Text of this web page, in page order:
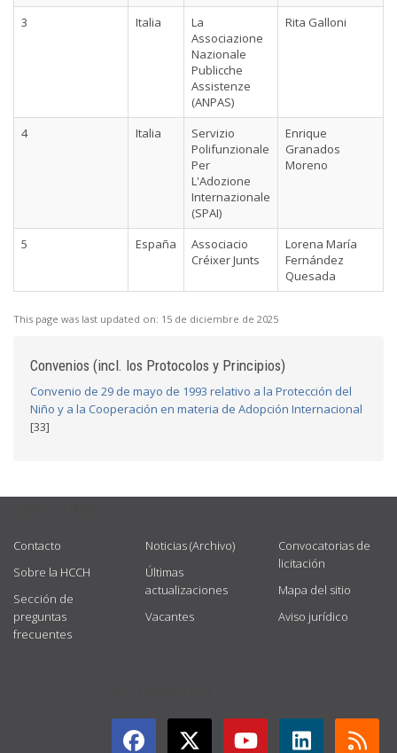
3
Italia
La
Associazione
Nazionale
Publicche
Assistenze
(ANPAS)
Rita Galloni
4 Italia
Servizio
Polifunzionale
Per
L'Adozione
Internazionale
(SPAI)
Enrique
Granados
Moreno
5 España
Associacio
Créixer Junts
Lorena María
Fernández
Quesada
This page was last updated on: 15 de diciembre de 2025
Convenios (incl. los Protocolos y Principios)
Convenio de 29 de mayo de 1993 relativo a la Protección del
Niño y a la Cooperación en materia de Adopción Internacional
[33]
Contacto
Sobre la HCCH
Sección de
preguntas
frecuentes
Noticias (Archivo)
Últimas
actualizaciones
Vacantes
Convocatorias de
licitación
Mapa del sitio
Aviso jurídico